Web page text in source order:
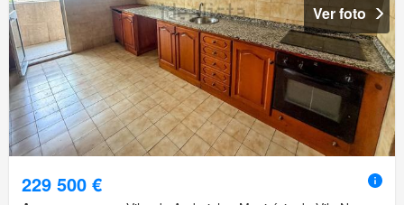
Ver foto
229 500 €